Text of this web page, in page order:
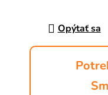
Opýtať sa